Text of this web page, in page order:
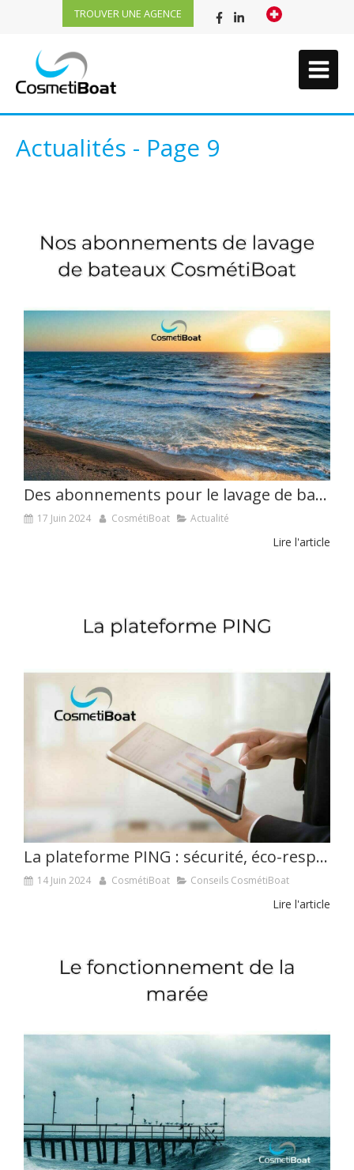
TROUVER UNE AGENCE
Actualités - Page 9
Des abonnements pour le lavage de bateau avec CosmétiBoat
17 Juin 2024 CosmétiBoat Actualité
Lire l'article
La plateforme PING : sécurité, éco-responsabilité en mer
14 Juin 2024 CosmétiBoat Conseils CosmétiBoat
Lire l'article